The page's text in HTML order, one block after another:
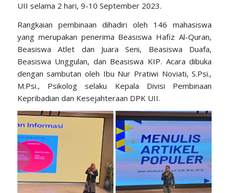
UII selama 2 hari, 9-10 September 2023.
Rangkaian pembinaan dihadiri oleh 146 mahasiswa
yang merupakan penerima Beasiswa Hafiz Al-Quran,
Beasiswa Atlet dan Juara Seni, Beasiswa Duafa,
Beasiswa Unggulan, dan Beasiswa KIP. Acara dibuka
dengan sambutan oleh Ibu Nur Pratiwi Noviati, S.Psi.,
M.Psi., Psikolog selaku Kepala Divisi Pembinaan
Kepribadian dan Kesejahteraan DPK UII.